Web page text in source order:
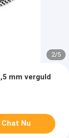
2/5
mm verguld
Chat Nu